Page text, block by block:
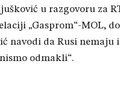
u razgovoru za
„Gasprom“-MOL,
navodi da Rusi nemaju
odmakli“.